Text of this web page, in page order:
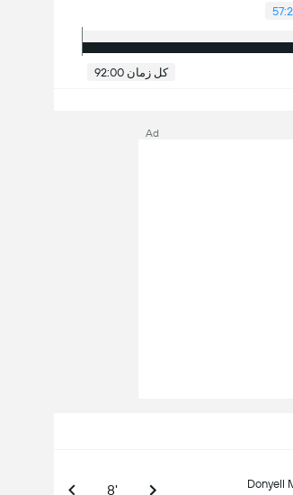
کل زمان 92:00
Donyell
8'
Ad